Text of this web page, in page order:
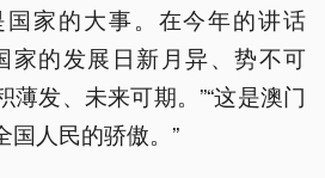
家的大事。在今年的讲话
家的发展日新月异、势不可
发、未来可期。”“这是澳门
国人民的骄傲。”